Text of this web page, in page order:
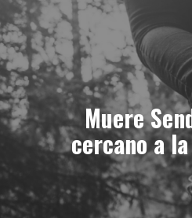
Muere
cercano a